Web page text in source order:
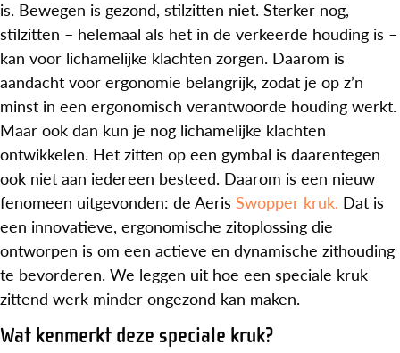
is. Bewegen is gezond, stilzitten niet. Sterker nog,
stilzitten – helemaal als het in de verkeerde houding is –
kan voor lichamelijke klachten zorgen. Daarom is
aandacht voor ergonomie belangrijk, zodat je op z’n
minst in een ergonomisch verantwoorde houding werkt.
Maar ook dan kun je nog lichamelijke klachten
ontwikkelen. Het zitten op een gymbal is daarentegen
ook niet aan iedereen besteed. Daarom is een nieuw
fenomeen uitgevonden: de Aeris Swopper kruk. Dat is
een innovatieve, ergonomische zitoplossing die
ontworpen is om een actieve en dynamische zithouding
te bevorderen. We leggen uit hoe een speciale kruk
zittend werk minder ongezond kan maken.
Wat kenmerkt deze speciale kruk?